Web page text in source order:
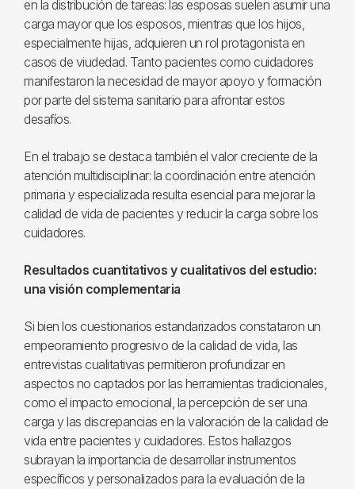
en la distribución de tareas: las esposas suelen asumir una
carga mayor que los esposos, mientras que los hijos,
especialmente hijas, adquieren un rol protagonista en
casos de viudedad. Tanto pacientes como cuidadores
manifestaron la necesidad de mayor apoyo y formación
por parte del sistema sanitario para afrontar estos
desafíos.
En el trabajo se destaca también el valor creciente de la
atención multidisciplinar: la coordinación entre atención
primaria y especializada resulta esencial para mejorar la
calidad de vida de pacientes y reducir la carga sobre los
cuidadores.
Resultados cuantitativos y cualitativos del estudio:
una visión complementaria
Si bien los cuestionarios estandarizados constataron un
empeoramiento progresivo de la calidad de vida, las
entrevistas cualitativas permitieron profundizar en
aspectos no captados por las herramientas tradicionales,
como el impacto emocional, la percepción de ser una
carga y las discrepancias en la valoración de la calidad de
vida entre pacientes y cuidadores. Estos hallazgos
subrayan la importancia de desarrollar instrumentos
específicos y personalizados para la evaluación de la